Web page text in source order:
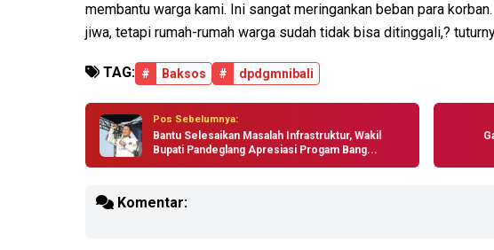
membantu warga kami. Ini sangat meringankan beban para
jiwa, tetapi rumah-rumah warga sudah tidak bisa ditinggali,?
TAG: # Baksos # dpdgmnibali
Pos Sebelumnya:
Bantu Selesaikan Masalah Infrastruktur, Wakil
Bupati Pandeglang Apresiasi Progam Bang...
Komentar: